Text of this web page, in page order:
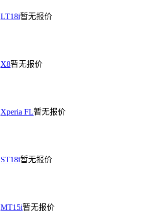
LT18i暂无报价
X8暂无报价
Xperia FL暂无报价
ST18i暂无报价
MT15i暂无报价